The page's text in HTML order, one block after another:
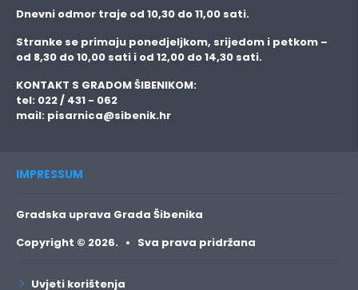
Dnevni odmor traje od 10,30 do 11,00 sati.
Stranke se primaju ponedjeljkom, srijedom i petkom –
od 8,30 do 10,00 sati i od 12,00 do 14,30 sati.
KONTAKT S GRADOM ŠIBENIKOM:
tel: 022 / 431 - 062
mail: pisarnica@sibenik.hr
IMPRESSUM
Gradska uprava Grada Šibenika
Copyright © 2026. • Sva prava pridržana
Uvjeti korištenja